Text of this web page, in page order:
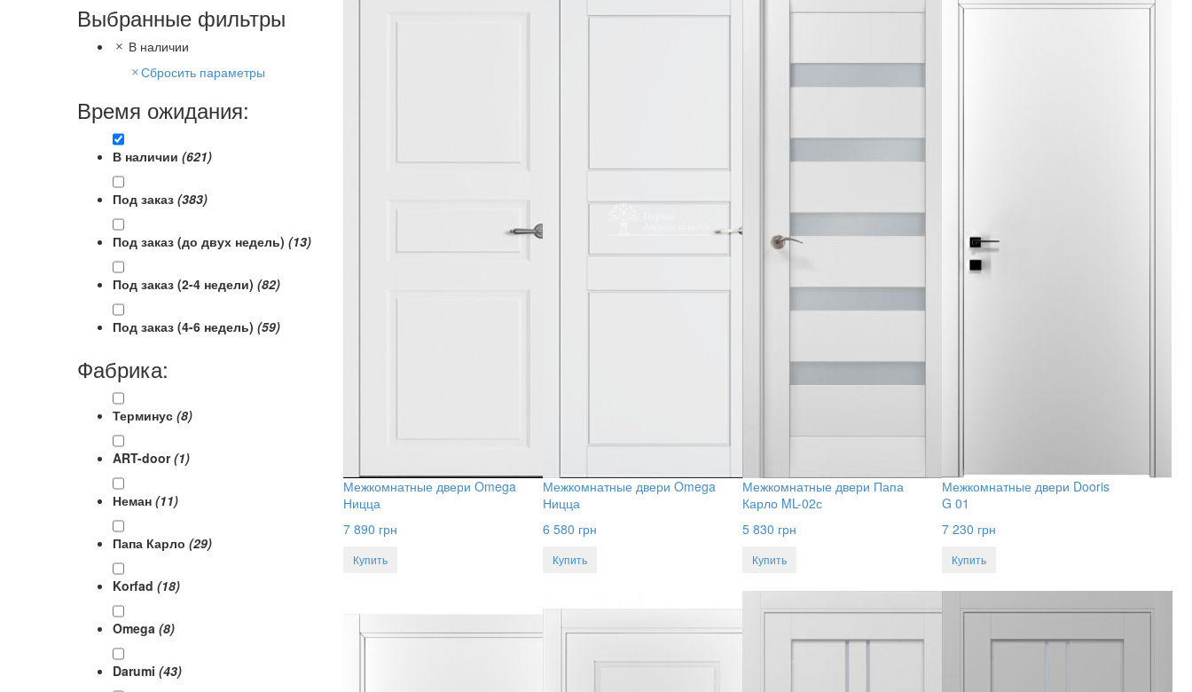
Выбранные фильтры
В наличии
Сбросить параметры
Время ожидания:
В наличии (621)
Под заказ (383)
Под заказ (до двух недель) (13)
Под заказ (2-4 недели) (82)
Под заказ (4-6 недель) (59)
Фабрика:
Терминус (8)
ART-door(1)
Неман (11)
Папа Карло (29)
Korfad (18)
Omega (8)
Darumi (43)
Межкомнатные двери Omega
Ницца
7 890 грн
Купить
Межкомнатные двери Omega
Ницца
6 580 грн
Купить
Межкомнатные двери Папа
Карло ML-02с
5 830 грн
Купить
Межкомнатные двери Dooris
G 01
7 230 грн
Купить